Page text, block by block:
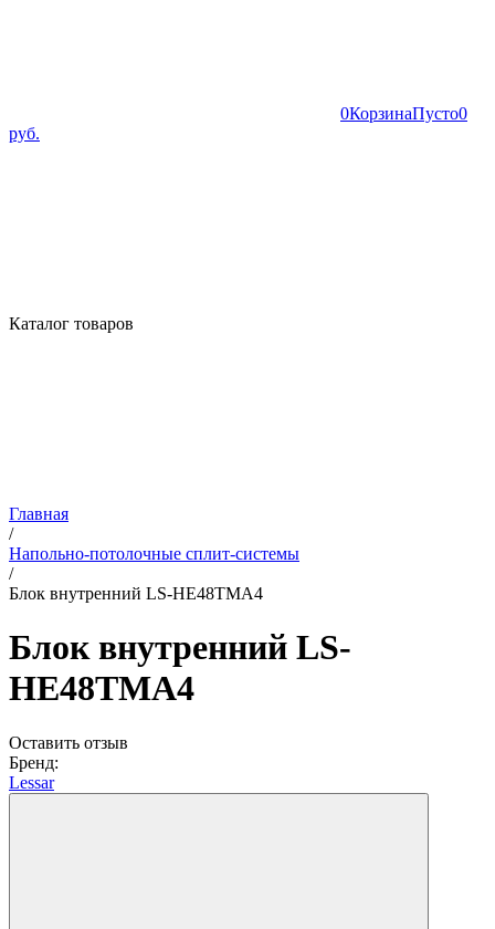
0КорзинаПусто0
руб.
Каталог товаров
Главная
/
Напольно-потолочные сплит-системы
/
Блок внутренний LS-HE48TMA4
Блок внутренний LS-
HE48TMA4
Оставить отзыв
Бренд:
Lessar